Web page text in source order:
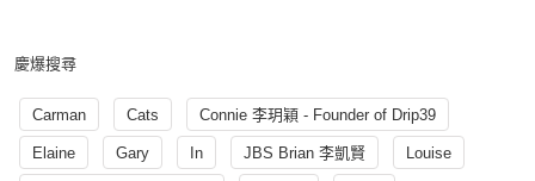
慶爆搜尋
Carman Cats Connie 李玥穎 - Founder of Drip39
Elaine Gary In JBS Brian 李凱賢 Louise